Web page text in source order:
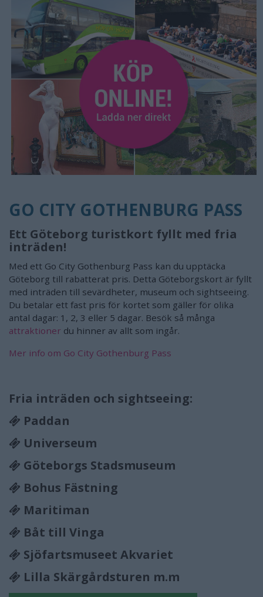
GO CITY GOTHENBURG PASS
Ett Göteborg turistkort fyllt med fria
inträden!
Med ett Go City Gothenburg Pass kan du upptäcka
Göteborg till rabatterat pris. Detta Göteborgskort är fyllt
med inträden till sevärdheter, museum och sightseeing.
Du betalar ett fast pris för kortet som gäller för olika
antal dagar: 1, 2, 3 eller 5 dagar. Besök så många
attraktioner du hinner av allt som ingår.
Mer info om Go City Gothenburg Pass
Fria inträden och sightseeing:
Paddan
Universeum
Göteborgs Stadsmuseum
Bohus Fästning
Maritiman
Båt till Vinga
Sjöfartsmuseet Akvariet
Lilla Skärgårdsturen m.m